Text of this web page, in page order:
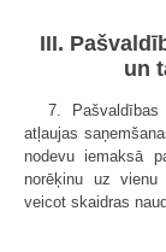
III.
un
7.
atļaujas
nodevu iemaksā
norēķinu uz
veicot skaidras